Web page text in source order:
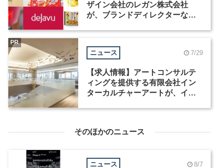
ザイン会社のレガン株式会社
が、ブランドディレクターなど3
ニュース 7/29
【求人情報】アートコンサルテ
ィングを提供する有限会社イン
ターカルチャーアートが、イン
PR
そのほかのニュース
ニュース 8/7